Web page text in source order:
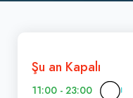
Şu an Kapalı
11:00 - 23:00